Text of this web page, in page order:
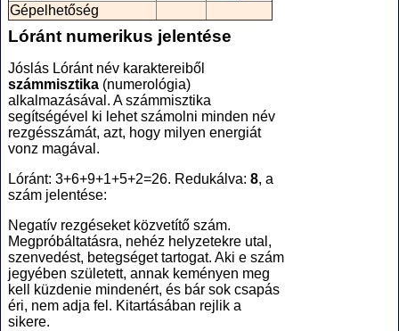
Gépelhetőség
Lóránt numerikus jelentése
Jóslás Lóránt név karaktereiből
számmisztika (numerológia)
alkalmazásával. A számmisztika
segítségével ki lehet számolni minden név
rezgésszámát, azt, hogy milyen energiát
vonz magával.
Lóránt: 3+6+9+1+5+2=26. Redukálva: 8, a
szám jelentése:
Negatív rezgéseket közvetítő szám.
Megpróbáltatásra, nehéz helyzetekre utal,
szenvedést, betegséget tartogat. Aki e szám
jegyében született, annak keményen meg
kell küzdenie mindenért, és bár sok csapás
éri, nem adja fel. Kitartásában rejlik a
sikere.